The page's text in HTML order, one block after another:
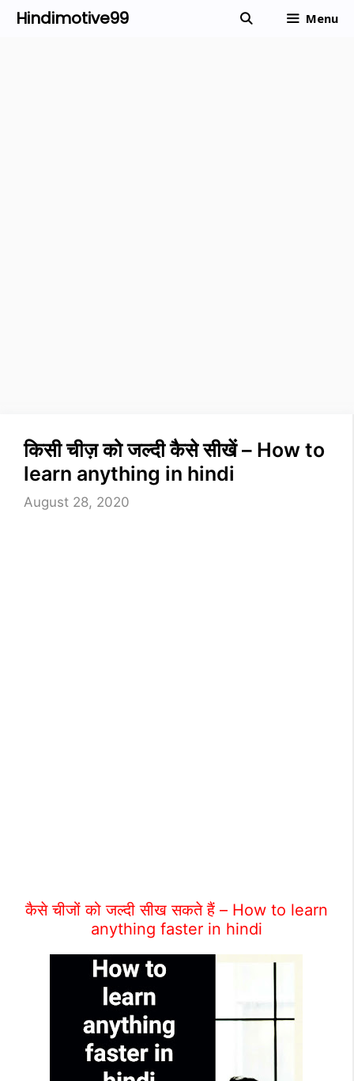
SkipHindimotive99 Menu
किसी चीज़ को जल्दी कैसे सीखें – How to
learn anything in hindi
August 28, 2020
कैसे चीजों को जल्दी सीख सकते हैं – How to learn
anything faster in hindi